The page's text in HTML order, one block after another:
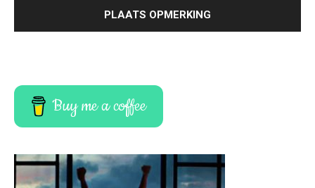
Buy me a coffee